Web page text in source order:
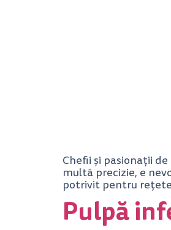
Chefii și pasionații
multă precizie, e
potrivit pentru
Pulpă